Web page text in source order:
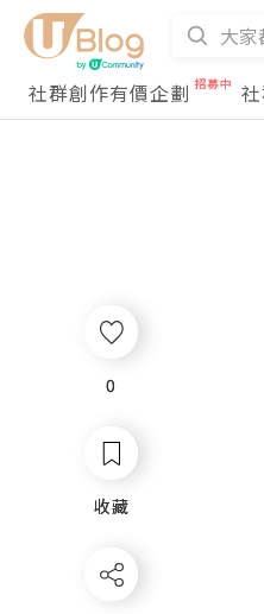
社群創作有價企劃
0
收藏
0
收藏